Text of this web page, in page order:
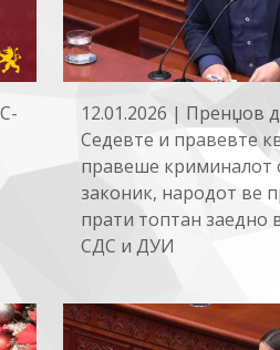
12.01.2026 | Пренџов
Седевте и правевте
правеше криминалот
законик, народот ве
прати топтан заедно
СДС и ДУИ